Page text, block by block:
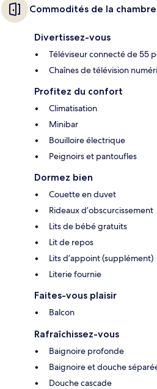
Commodités de la chambre
Divertissez-vous
Téléviseur connecté de 55
Chaînes de télévision
Profitez du confort
Climatisation
Minibar
Bouilloire électrique
Peignoirs et pantoufles
Dormez bien
Couette en duvet
Rideaux d’obscurcissement
Lits de bébé gratuits
Lit de repos
Lits d’appoint (supplément)
Literie fournie
Faites-vous plaisir
Balcon
Rafraîchissez-vous
Baignoire profonde
Baignoire et douche
Douche cascade